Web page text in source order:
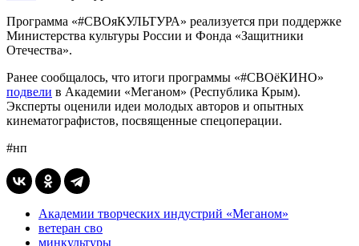
Программа «#СВОяКУЛЬТУРА» реализуется при поддержке
Министерства культуры России и Фонда «Защитники
Отечества».
Ранее сообщалось, что итоги программы «#СВОёКИНО»
подвели в Академии «Меганом» (Республика Крым).
Эксперты оценили идеи молодых авторов и опытных
кинематографистов, посвященные спецоперации.
#нп
Академии творческих индустрий «Меганом»
ветеран сво
минкультуры